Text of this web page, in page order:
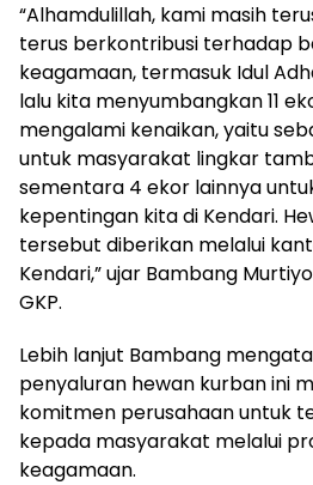
“Alhamdulillah, kami masih
terus berkontribusi terhadap
keagamaan, termasuk Idul
lalu kita menyumbangkan 11
mengalami kenaikan, yaitu
untuk masyarakat lingkar
sementara 4 ekor lainnya
kepentingan kita di Kendari.
tersebut diberikan melalui
Kendari,” ujar Bambang
GKP.
Lebih lanjut Bambang
penyaluran hewan kurban ini
komitmen perusahaan untuk
kepada masyarakat melalui
keagamaan.